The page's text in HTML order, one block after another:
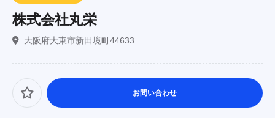
株式会社丸栄
大阪府大東市新田境町44633
お問い合わせ